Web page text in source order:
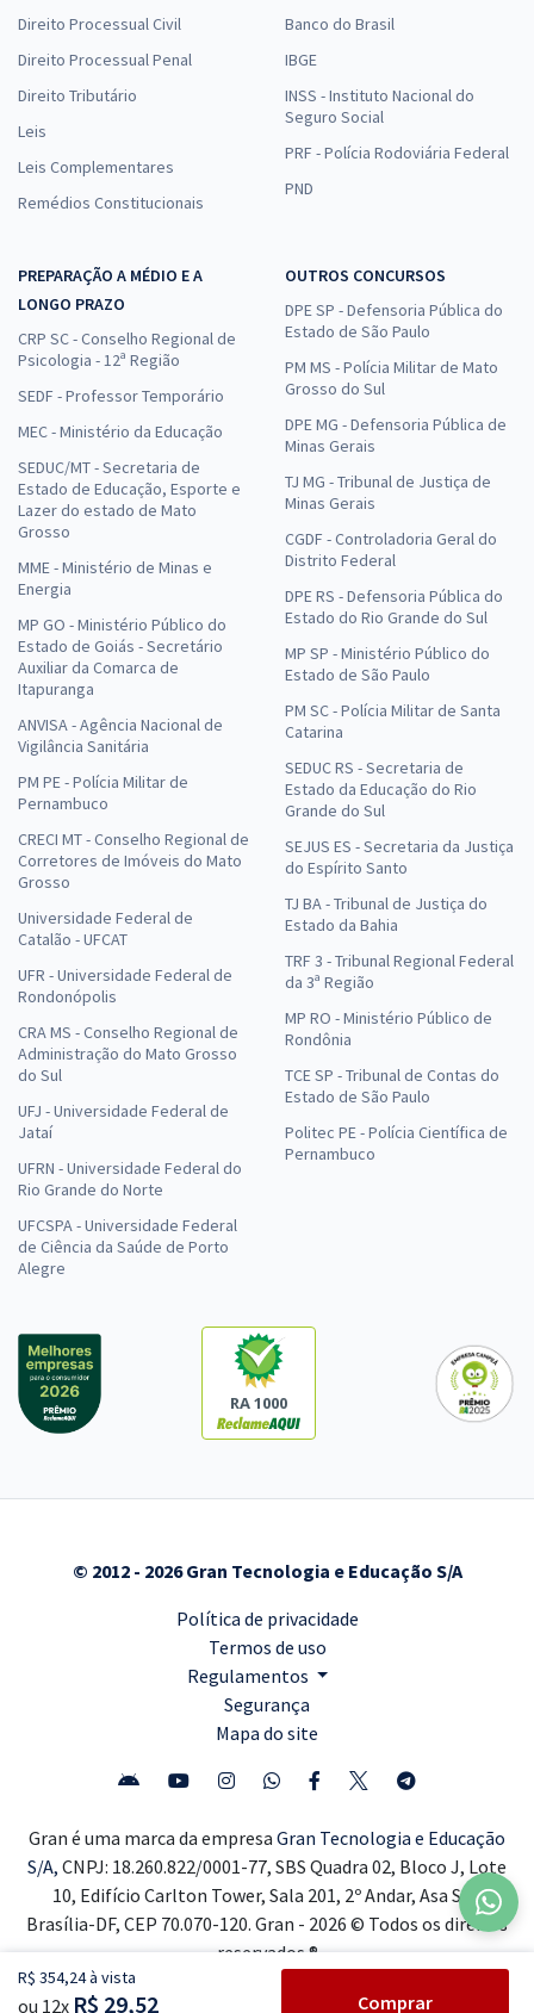
R$ 354,24 à vista
ou 12x R$ 29,52 Comprar
Direito Processual Civil
Direito Processual Penal
Direito Tributário
Leis
Leis Complementares
Remédios Constitucionais
Banco do Brasil
IBGE
INSS - Instituto Nacional do
Seguro Social
PRF - Polícia Rodoviária Federal
PND
PREPARAÇÃO A MÉDIO E A
LONGO PRAZO
CRP SC - Conselho Regional de
Psicologia - 12ª Região
SEDF - Professor Temporário
MEC - Ministério da Educação
SEDUC/MT - Secretaria de
Estado de Educação, Esporte e
Lazer do estado de Mato
Grosso
MME - Ministério de Minas e
Energia
MP GO - Ministério Público do
Estado de Goiás - Secretário
Auxiliar da Comarca de
Itapuranga
ANVISA - Agência Nacional de
Vigilância Sanitária
PM PE - Polícia Militar de
Pernambuco
CRECI MT - Conselho Regional de
Corretores de Imóveis do Mato
Grosso
Universidade Federal de
Catalão - UFCAT
UFR - Universidade Federal de
Rondonópolis
CRA MS - Conselho Regional de
Administração do Mato Grosso
do Sul
UFJ - Universidade Federal de
Jataí
UFRN - Universidade Federal do
Rio Grande do Norte
UFCSPA - Universidade Federal
de Ciência da Saúde de Porto
Alegre
OUTROS CONCURSOS
DPE SP - Defensoria Pública do
Estado de São Paulo
PM MS - Polícia Militar de Mato
Grosso do Sul
DPE MG - Defensoria Pública de
Minas Gerais
TJ MG - Tribunal de Justiça de
Minas Gerais
CGDF - Controladoria Geral do
Distrito Federal
DPE RS - Defensoria Pública do
Estado do Rio Grande do Sul
MP SP - Ministério Público do
Estado de São Paulo
PM SC - Polícia Militar de Santa
Catarina
SEDUC RS - Secretaria de
Estado da Educação do Rio
Grande do Sul
SEJUS ES - Secretaria da Justiça
do Espírito Santo
TJ BA - Tribunal de Justiça do
Estado da Bahia
TRF 3 - Tribunal Regional Federal
da 3ª Região
MP RO - Ministério Público de
Rondônia
TCE SP - Tribunal de Contas do
Estado de São Paulo
Politec PE - Polícia Científica de
Pernambuco
RA 1000
© 2012 - 2026 Gran Tecnologia e Educação S/A
Política de privacidade
Termos de uso
Regulamentos
Segurança
Mapa do site
Gran é uma marca da empresa Gran Tecnologia e Educação
S/A, CNPJ: 18.260.822/0001-77, SBS Quadra 02, Bloco J, Lote
10, Edifício Carlton Tower, Sala 201, 2º Andar, Asa Sul,
Brasília-DF, CEP 70.070-120. Gran - 2026 © Todos os direitos
reservados ®